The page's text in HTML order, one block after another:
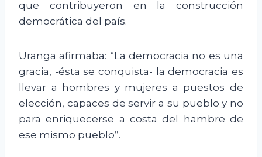
que contribuyeron en la construcción
democrática del país.
Uranga afirmaba: “La democracia no es una
gracia, -ésta se conquista- la democracia es
llevar a hombres y mujeres a puestos de
elección, capaces de servir a su pueblo y no
para enriquecerse a costa del hambre de
ese mismo pueblo”.